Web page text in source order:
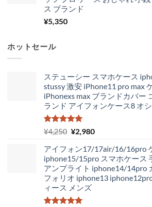
ス ブランド
¥5,350
ホットセール
ステューシー スマホケース
stussy 激安 iPhone11 pro max
iPhonexs max ブランドカバー
ランド アイフォンケース8 オ
5段階中
5.00
の評価
¥4,250 元
価
格
は
¥4,250
で
し
¥2,980現
の
価
格
は
アイフォン17/17air/16/16pro
iphone15/15pro スマホケース
アンプライト iphone14/14pro
フォリオ iphone13
ィース メンズ